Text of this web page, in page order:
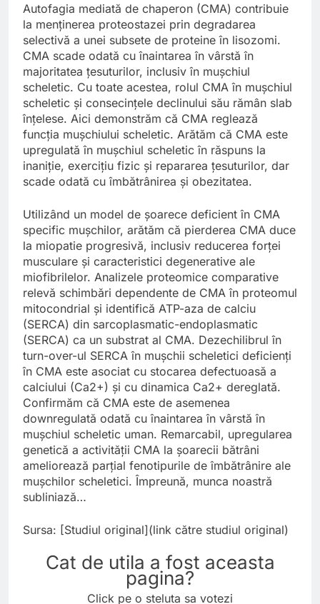
Autofagia mediată de chaperon (CMA) contribuie
la menținerea proteostazei prin degradarea
selectivă a unei subsete de proteine în lisozomi.
CMA scade odată cu înaintarea în vârstă în
majoritatea țesuturilor, inclusiv în mușchiul
scheletic. Cu toate acestea, rolul CMA în mușchiul
scheletic și consecințele declinului său rămân slab
înțelese. Aici demonstrăm că CMA reglează
funcția mușchiului scheletic. Arătăm că CMA este
upregulată în mușchiul scheletic în răspuns la
inaniție, exercițiu fizic și repararea țesuturilor, dar
scade odată cu îmbătrânirea și obezitatea.
Utilizând un model de șoarece deficient în CMA
specific mușchilor, arătăm că pierderea CMA duce
la miopatie progresivă, inclusiv reducerea forței
musculare și caracteristici degenerative ale
miofibrilelor. Analizele proteomice comparative
relevă schimbări dependente de CMA în proteomul
mitocondrial și identifică ATP-aza de calciu
(SERCA) din sarcoplasmatic-endoplasmatic
(SERCA) ca un substrat al CMA. Dezechilibrul în
turn-over-ul SERCA în mușchii scheletici deficienți
în CMA este asociat cu stocarea defectuoasă a
calciului (Ca2+) și cu dinamica Ca2+ dereglată.
Confirmăm că CMA este de asemenea
downregulată odată cu înaintarea în vârstă în
mușchiul scheletic uman. Remarcabil, upregularea
genetică a activității CMA la șoarecii bătrâni
ameliorează parțial fenotipurile de îmbătrânire ale
mușchilor scheletici. Împreună, munca noastră
subliniază…
Sursa: [Studiul original](link către studiul original)
Cat de utila a fost aceasta
pagina?
Click pe o steluta sa votezi